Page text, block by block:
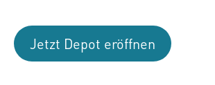
Jetzt Depot eröffnen